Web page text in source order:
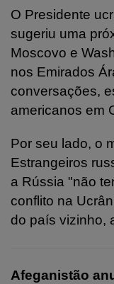
O Presidente
sugeriu uma
Moscovo e
nos Emirados
conversações,
americanos em
Por seu lado, o
Estrangeiros
a Rússia "não
conflito na
do país vizinho,
Afeganistão